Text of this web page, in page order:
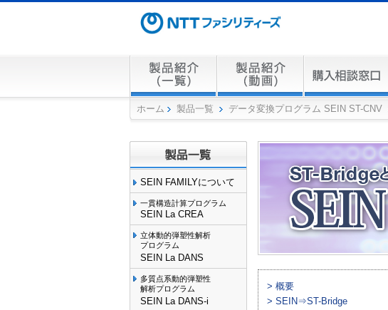
ホーム 製品一覧 データ変換プログラム SEIN ST-CNV
SEIN FAMILYについて
一貫構造計算プログラム
SEIN La CREA
立体動的弾塑性解析
プログラム
SEIN La DANS
多質点系動的弾塑性
解析プログラム
SEIN La DANS-i
> 概要
> SEIN⇒ST-Bridge